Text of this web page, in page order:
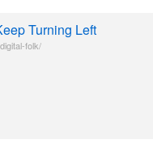
Turning Left
folk/